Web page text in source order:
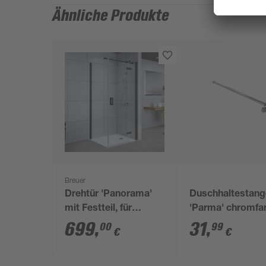
Ähnliche Produkte
Breuer
Drehtür 'Panorama'
mit Festteil, für
Seitenwand, rechts,
teilgerahmt, schwarz-
699,00 €
'Parma'
70 - 100 cm
31,99 €